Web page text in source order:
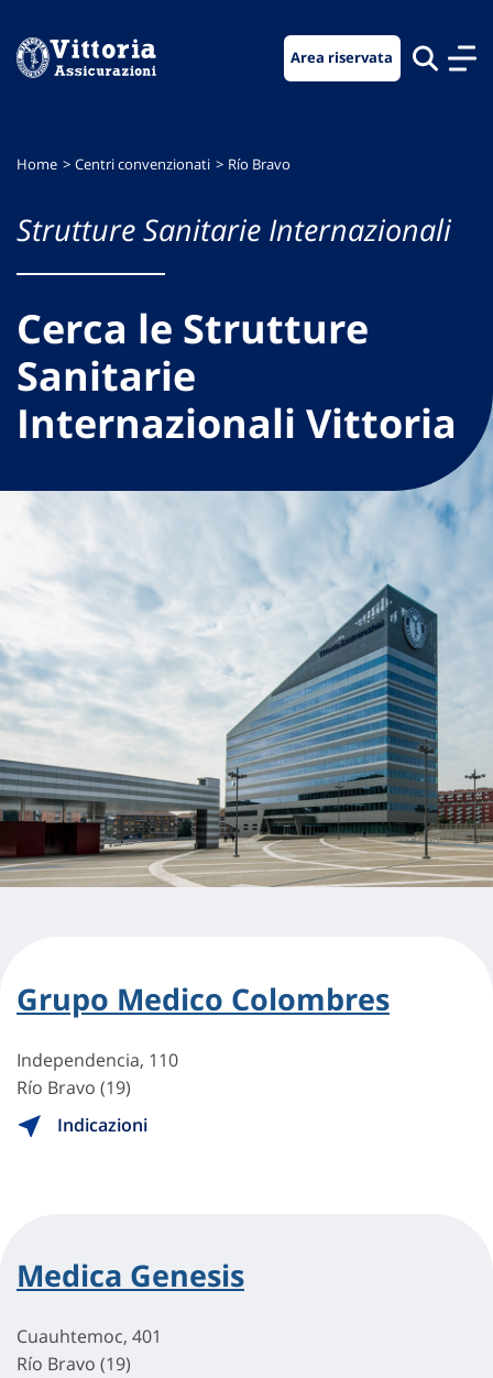
menu
contenuto
footer
Area riservata
Home Centri convenzionati Río Bravo
Strutture Sanitarie Internazionali
Cerca le Strutture
Sanitarie
Internazionali Vittoria
Grupo Medico Colombres
Independencia, 110
Río Bravo (19)
Indicazioni
Medica Genesis
Cuauhtemoc, 401
Río Bravo (19)